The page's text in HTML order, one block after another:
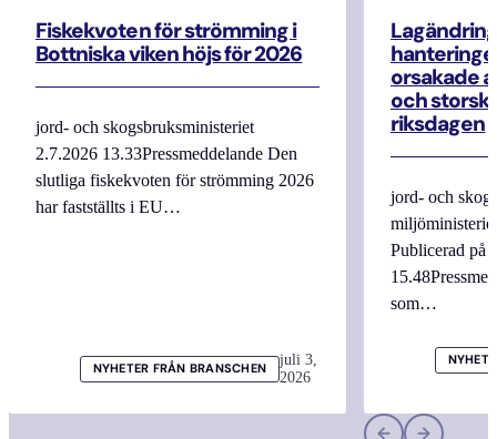
Fiskekvoten för strömming i
Bottniska viken höjs för 2026
jord- och skogsbruksministeriet
2.7.2026 13.33Pressmeddelande Den
slutliga fiskekvoten för strömming 2026
har fastställts i EU…
NYHETER FRÅN BRANSCHEN
juli 3,
2026
orsakade
och
riksdagen
jord- och
Publicerad på
som…